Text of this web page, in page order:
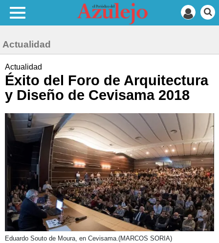
Actualidad
Actualidad
Éxito del Foro de Arquitectura
y Diseño de Cevisama 2018
Eduardo Souto de Moura, en Cevisama.(MARCOS SORIA)